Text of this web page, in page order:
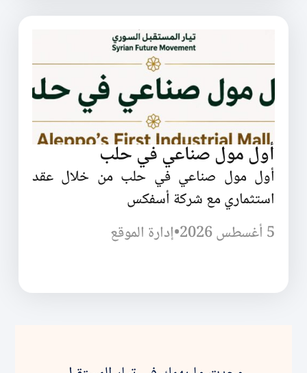
أول مول صناعي في حلب
أول مول صناعي في حلب من خلال عقد
استثماري مع شركة أسفكس
5 أغسطس 2026
•إدارة الموقع